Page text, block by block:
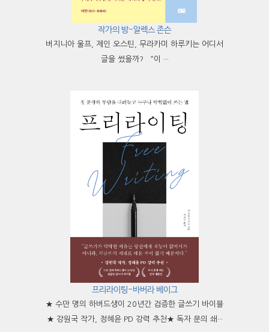
작가의 방-알렉스 존슨
버지니아 울프, 제인 오스틴, 무라카미 하루키는 어디서
글을 썼을까? “이 ···
프리라이팅-바버라 베이그
★ 수만 명의 하버드생이 20년간 검증한 글쓰기 바이블
★ 강원국 작가, 정혜윤 PD 강력 추천★ 독자 문의 쇄···